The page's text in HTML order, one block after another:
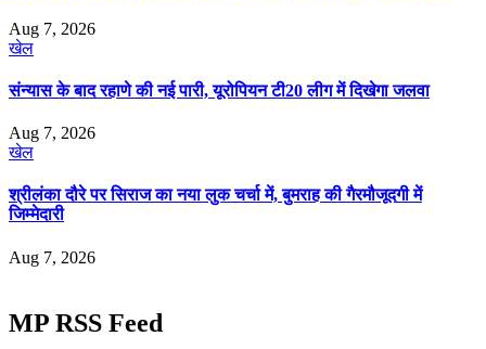
Aug 7, 2026
खेल
संन्यास के बाद रहाणे की नई पारी, यूरोपियन टी20 लीग में दिखेगा जलवा
Aug 7, 2026
खेल
श्रीलंका दौरे पर सिराज का नया लुक चर्चा में, बुमराह की गैरमौजूदगी में
जिम्मेदारी
Aug 7, 2026
MP RSS Feed